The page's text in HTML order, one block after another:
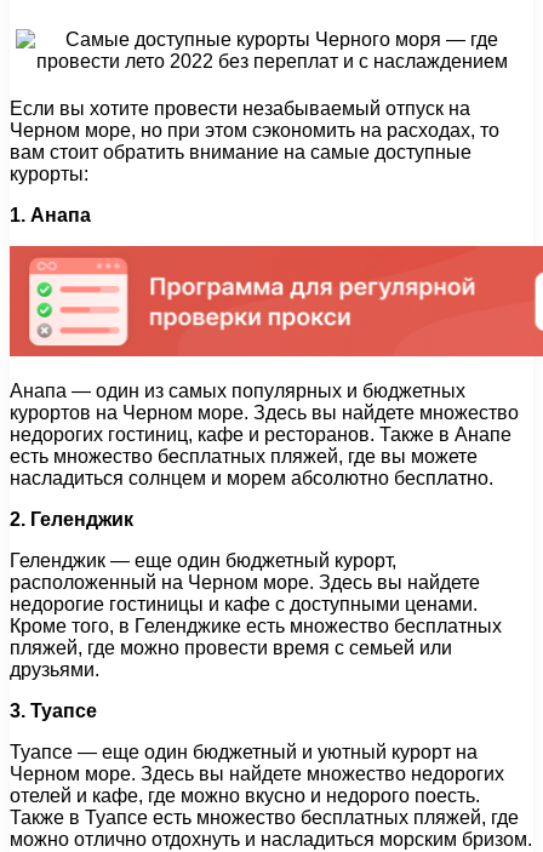
Если вы хотите провести незабываемый отпуск на
Черном море, но при этом сэкономить на расходах, то
вам стоит обратить внимание на самые доступные
курорты:
1. Анапа
Анапа — один из самых популярных и бюджетных
курортов на Черном море. Здесь вы найдете множество
недорогих гостиниц, кафе и ресторанов. Также в Анапе
есть множество бесплатных пляжей, где вы можете
насладиться солнцем и морем абсолютно бесплатно.
2. Геленджик
Геленджик — еще один бюджетный курорт,
расположенный на Черном море. Здесь вы найдете
недорогие гостиницы и кафе с доступными ценами.
Кроме того, в Геленджике есть множество бесплатных
пляжей, где можно провести время с семьей или
друзьями.
3. Туапсе
Туапсе — еще один бюджетный и уютный курорт на
Черном море. Здесь вы найдете множество недорогих
отелей и кафе, где можно вкусно и недорого поесть.
Также в Туапсе есть множество бесплатных пляжей, где
можно отлично отдохнуть и насладиться морским бризом.